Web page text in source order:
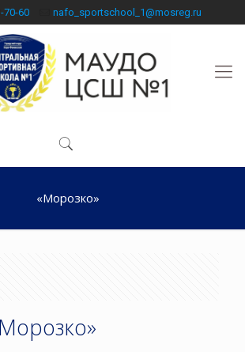
70-60 nafo_sportschool_1@mosreg.ru
«Морозко»